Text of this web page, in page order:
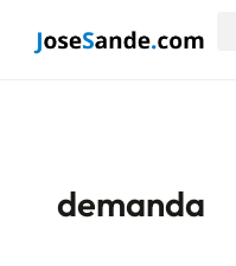
demanda
de